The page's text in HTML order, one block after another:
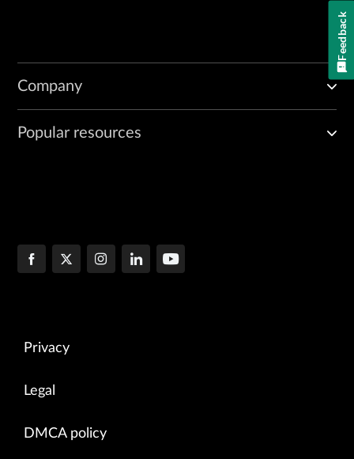
Company
Popular resources
Privacy
Legal
DMCA policy
Feedback